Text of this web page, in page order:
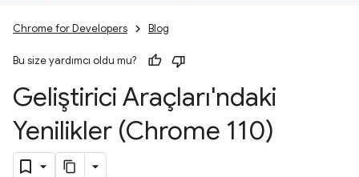
Chrome for Developers Blog
Bu size yardımcı oldu mu?
Geliştirici Araçları'ndaki
Yenilikler (Chrome 110)